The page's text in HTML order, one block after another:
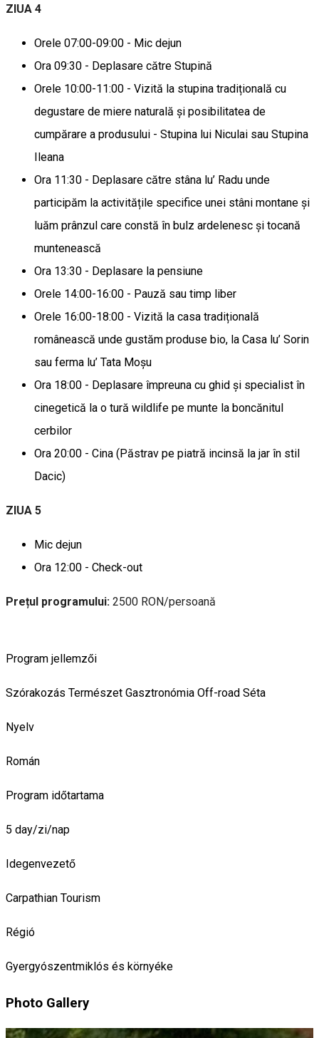
ZIUA 4
Orele 07:00-09:00 - Mic dejun
Ora 09:30 - Deplasare către Stupină
Orele 10:00-11:00 - Vizită la stupina tradițională cu
degustare de miere naturală și posibilitatea de
cumpărare a produsului - Stupina lui Niculai sau Stupina
Ileana
Ora 11:30 - Deplasare către stâna lu’ Radu unde
participăm la activitățile specifice unei stâni montane și
luăm prânzul care constă în bulz ardelenesc și tocană
muntenească
Ora 13:30 - Deplasare la pensiune
Orele 14:00-16:00 - Pauză sau timp liber
Orele 16:00-18:00 - Vizită la casa tradițională
românească unde gustăm produse bio, la Casa lu’ Sorin
sau ferma lu’ Tata Moșu
Ora 18:00 - Deplasare împreuna cu ghid și specialist în
cinegetică la o tură wildlife pe munte la boncănitul
cerbilor
Ora 20:00 - Cina (Păstrav pe piatră incinsă la jar în stil
Dacic)
ZIUA 5
Mic dejun
Ora 12:00 - Check-out
Prețul programului: 2500 RON/persoană
Program jellemzői
Szórakozás Természet Gasztronómia Off-road Séta
Nyelv
Román
Program időtartama
5 day/zi/nap
Idegenvezető
Carpathian Tourism
Régió
Gyergyószentmiklós és környéke
Photo Gallery